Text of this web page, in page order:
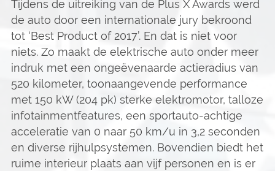
Tijdens de uitreiking van de Plus X Awards werd
de auto door een internationale jury bekroond
tot ‘Best Product of 2017’. En dat is niet voor
niets. Zo maakt de elektrische auto onder meer
indruk met een ongeëvenaarde actieradius van
520 kilometer, toonaangevende performance
met 150 kW (204 pk) sterke elektromotor, talloze
infotainmentfeatures, een sportauto-achtige
acceleratie van 0 naar 50 km/u in 3,2 seconden
en diverse rijhulpsystemen. Bovendien biedt het
ruime interieur plaats aan vijf personen en is er